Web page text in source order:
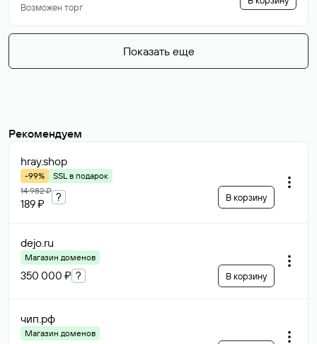
Возможен торг
Показать еще
Рекомендуем
hray.shop
-99%
SSL в подарок
14 982 ₽
189 ₽
? В корзину
dejo.ru
Магазин доменов
350 000 ₽ ? В корзину
чип.рф
Магазин доменов